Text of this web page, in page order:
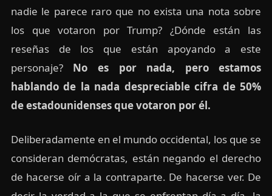
nadie le parece raro que no exista una nota sobre
los que votaron por Trump? ¿Dónde están las
reseñas de los que están apoyando a este
personaje? No es por nada, pero estamos
hablando de la nada despreciable cifra de 50%
de estadounidenses que votaron por él.
Deliberadamente en el mundo occidental, los que se
consideran demócratas, están negando el derecho
de hacerse oír a la contraparte. De hacerse ver. De